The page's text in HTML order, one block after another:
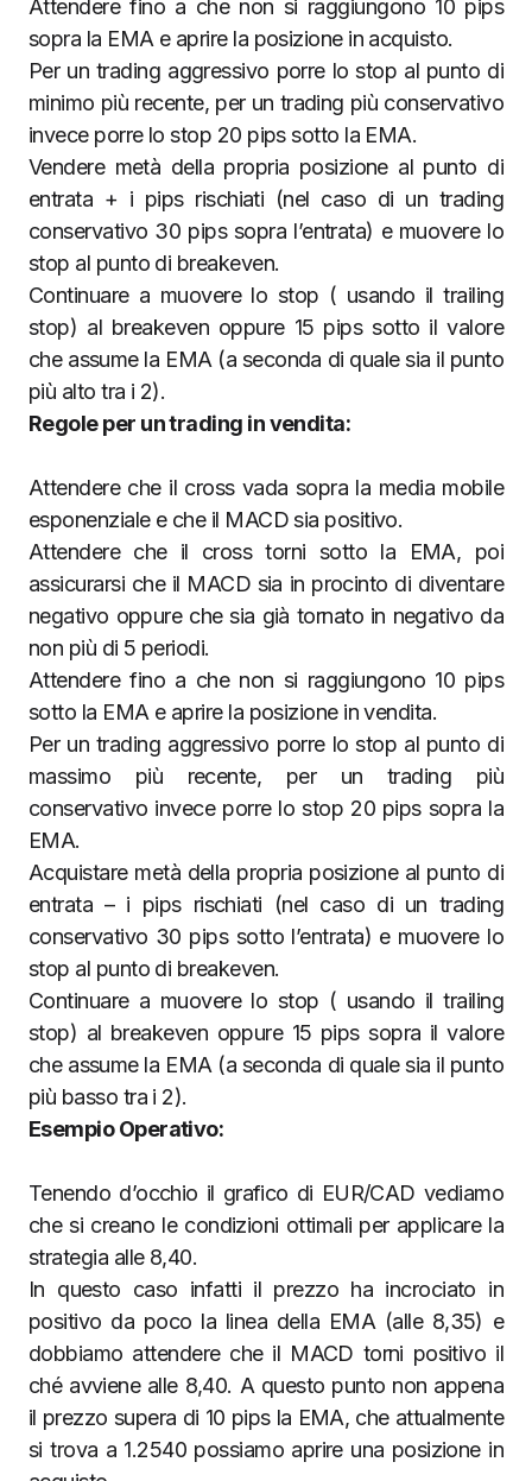
Attendere fino a che non si raggiungono 10 pips
sopra la EMA e aprire la posizione in acquisto.
Per un trading aggressivo porre lo stop al punto di
minimo più recente, per un trading più conservativo
invece porre lo stop 20 pips sotto la EMA.
Vendere metà della propria posizione al punto di
entrata + i pips rischiati (nel caso di un trading
conservativo 30 pips sopra l’entrata) e muovere lo
stop al punto di breakeven.
Continuare a muovere lo stop ( usando il trailing
stop) al breakeven oppure 15 pips sotto il valore
che assume la EMA (a seconda di quale sia il punto
più alto tra i 2).
Regole per un trading in vendita:
Attendere che il cross vada sopra la media mobile
esponenziale e che il MACD sia positivo.
Attendere che il cross torni sotto la EMA, poi
assicurarsi che il MACD sia in procinto di diventare
negativo oppure che sia già tornato in negativo da
non più di 5 periodi.
Attendere fino a che non si raggiungono 10 pips
sotto la EMA e aprire la posizione in vendita.
Per un trading aggressivo porre lo stop al punto di
massimo più recente, per un trading più
conservativo invece porre lo stop 20 pips sopra la
EMA.
Acquistare metà della propria posizione al punto di
entrata – i pips rischiati (nel caso di un trading
conservativo 30 pips sotto l’entrata) e muovere lo
stop al punto di breakeven.
Continuare a muovere lo stop ( usando il trailing
stop) al breakeven oppure 15 pips sopra il valore
che assume la EMA (a seconda di quale sia il punto
più basso tra i 2).
Esempio Operativo:
Tenendo d’occhio il grafico di EUR/CAD vediamo
che si creano le condizioni ottimali per applicare la
strategia alle 8,40.
In questo caso infatti il prezzo ha incrociato in
positivo da poco la linea della EMA (alle 8,35) e
dobbiamo attendere che il MACD torni positivo il
ché avviene alle 8,40. A questo punto non appena
il prezzo supera di 10 pips la EMA, che attualmente
si trova a 1.2540 possiamo aprire una posizione in